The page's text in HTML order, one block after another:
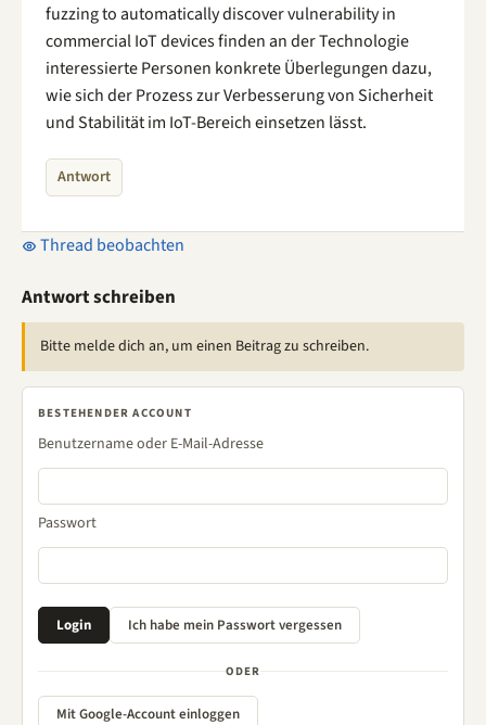
fuzzing to automatically discover vulnerability in
commercial IoT devices finden an der Technologie
interessierte Personen konkrete Überlegungen dazu,
wie sich der Prozess zur Verbesserung von Sicherheit
und Stabilität im IoT-Bereich einsetzen lässt.
Antwort
Thread beobachten
Antwort schreiben
Bitte melde dich an, um einen Beitrag zu schreiben.
BESTEHENDER ACCOUNT
Benutzername oder E-Mail-Adresse
Passwort
ODER
Mit Google-Account einloggen